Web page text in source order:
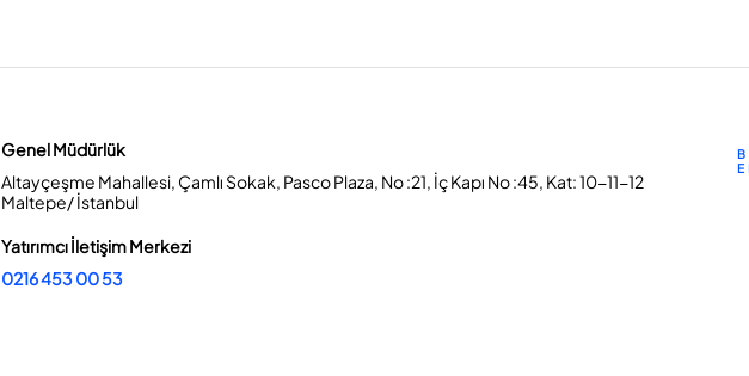
Genel Müdürlük
Altayçeşme Mahallesi, Çamlı Sokak, Pasco Plaza, No :21, İç Kapı No :45, Kat: 10-11-12
Maltepe/ İstanbul
Yatırımcı İletişim Merkezi
0216 453 00 53